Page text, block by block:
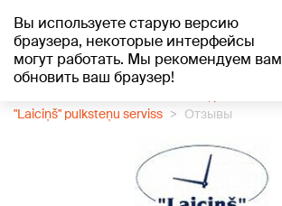
Вы используете старую версию
браузера, некоторые интерфейсы
могут работать. Мы рекомендуем вам
обновить ваш браузер!
+21°C
"Laiciņš" pulksteņu serviss
Отзывы